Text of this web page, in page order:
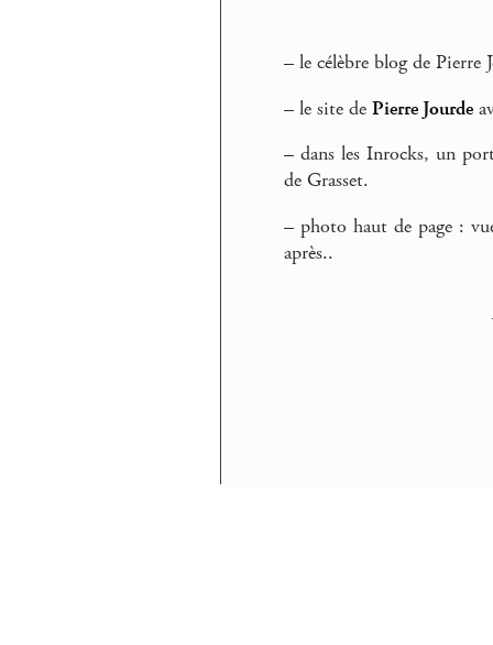
– le célèbre blog de Pierre
– le site de Pierre Jourde
– dans les Inrocks, un
de Grasset.
– photo haut de page :
après..